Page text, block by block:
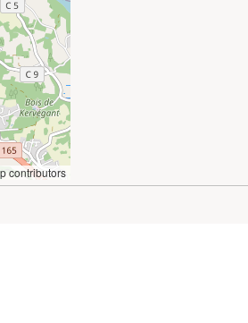
contributors